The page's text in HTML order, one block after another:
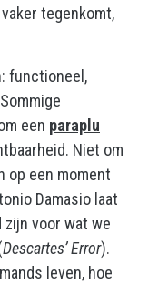
tegenkomt,
functioneel,
een paraplu
Niet om
op een moment
Damasio laat
voor wat we
Descartes’ Error).
leven, hoe